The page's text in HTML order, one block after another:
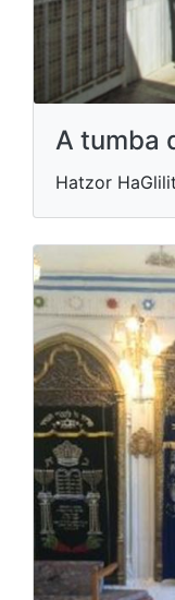
A tumba
Hatzor